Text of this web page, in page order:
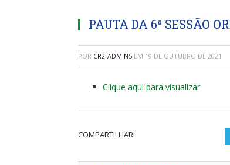
PAUTA DA 6ª SESSÃO
POR CR2-ADMIN5 EM 19 DE OUTUBRO DE 2021
Clique aqui para visualizar
COMPARTILHAR: